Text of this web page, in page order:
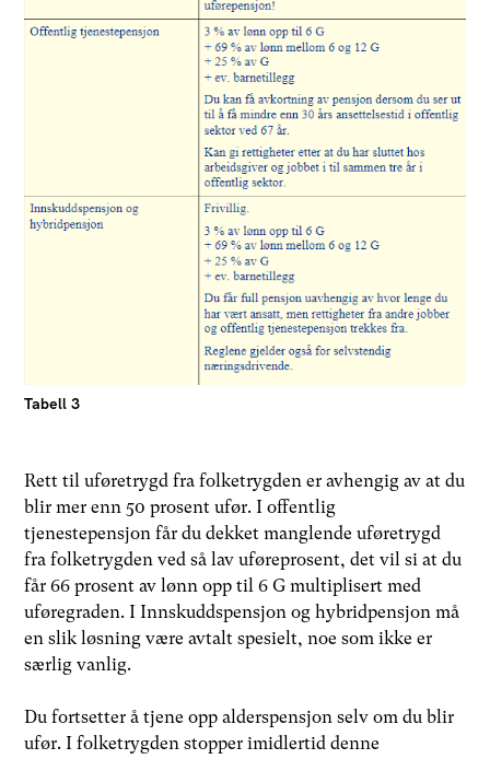
Tabell 3
Rett til uføretrygd fra folketrygden er avhengig av at du
blir mer enn 50 prosent ufør. I offentlig
tjenestepensjon får du dekket manglende uføretrygd
fra folketrygden ved så lav uføreprosent, det vil si at du
får 66 prosent av lønn opp til 6 G multiplisert med
uføregraden. I Innskuddspensjon og hybridpensjon må
en slik løsning være avtalt spesielt, noe som ikke er
særlig vanlig.
Du fortsetter å tjene opp alderspensjon selv om du blir
ufør. I folketrygden stopper imidlertid denne